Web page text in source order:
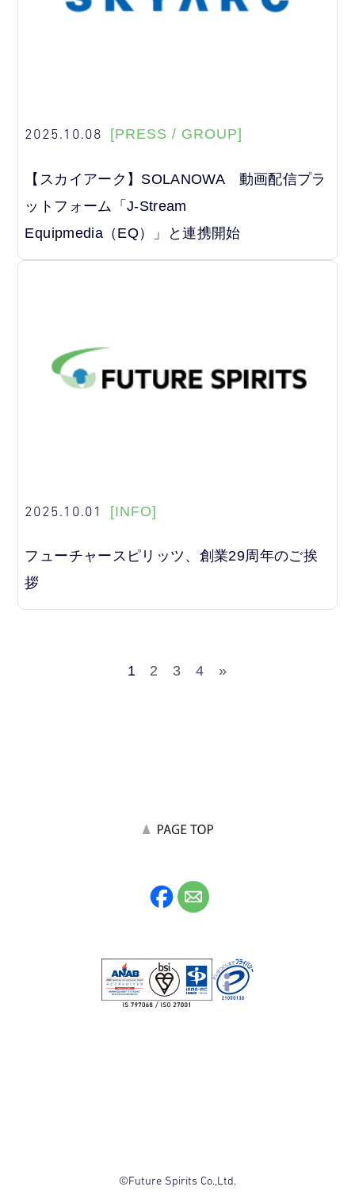
2025.10.08 [PRESS / GROUP]
【スカイアーク】SOLANOWA 動画配信プラ
ットフォーム「J-Stream
Equipmedia（EQ）」と連携開始
2025.10.01 [INFO]
フューチャースピリッツ、創業29周年のご挨
拶
1 2 3 4 »
©Future Spirits Co.,Ltd.